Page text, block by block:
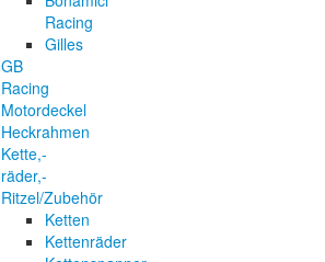
Racing
Gilles
GB
Racing
Motordeckel
Heckrahmen
Kette,-
räder,-
Ritzel/Zubehör
Ketten
Kettenräder